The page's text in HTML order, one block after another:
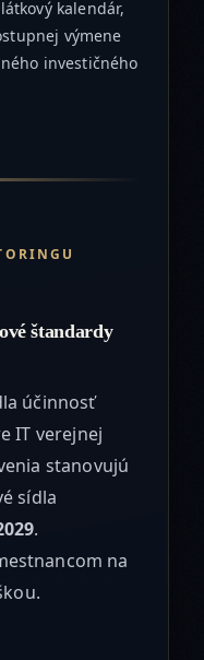
kalendár,
výmene
investičného
štandardy
účinnosť
IT verejnej
stanovujú
sídla
.
na